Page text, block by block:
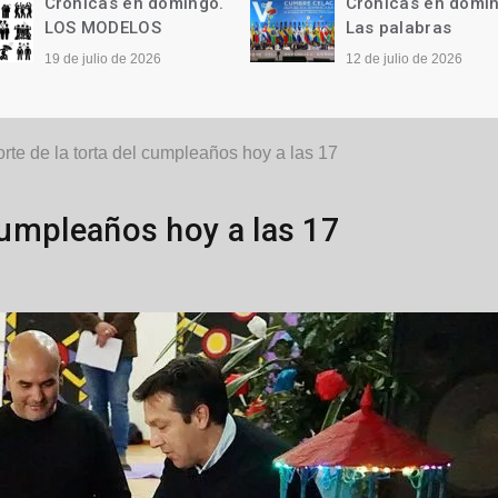
LOS MODELOS
19 de julio de 2026
Las palabras
12 de julio de 2026
de la torta del cumpleaños hoy a las 17
hoy a las 17